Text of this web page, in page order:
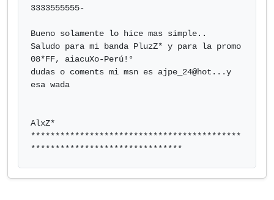
3333555555-
Bueno solamente lo hice mas simple..
Saludo para mi banda PluzZ* y para la promo
08*FF, aiacuXo-Perú!°
dudas o coments mi msn es ajpe_24@hot...y
esa wada
AlxZ*
*******************************************
*******************************